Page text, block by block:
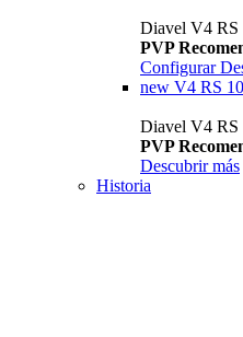
Diavel V4 RS
PVP
Configurar
new V4 RS
Diavel V4 RS
PVP
Descubrir más
Historia